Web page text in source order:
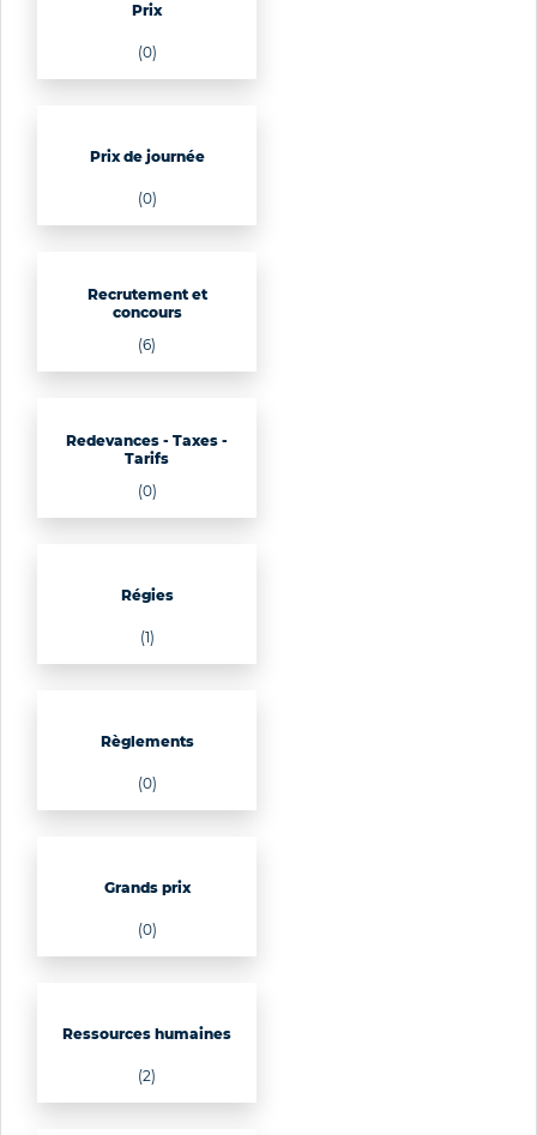
Prix
(0)
Prix de journée
(0)
Recrutement et
concours
(6)
Redevances - Taxes -
Tarifs
(0)
Régies
(1)
Règlements
(0)
Grands prix
(0)
Ressources humaines
(2)